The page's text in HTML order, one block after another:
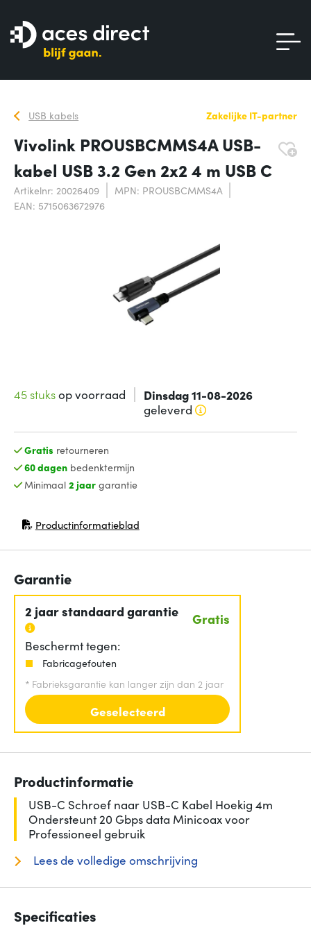
USB kabels Zakelijke IT-partner
Vivolink PROUSBCMMS4A USB-
kabel USB 3.2 Gen 2x2 4 m USB C
Artikelnr: 20026409
MPN: PROUSBCMMS4A
EAN: 5715063672976
45 stuksop voorraad Dinsdag 11-08-2026
geleverd
Gratis retourneren
60 dagenbedenktermijn
Minimaal 2 jaargarantie
Productinformatieblad
(opent in nieuw venster)
Garantie
2 jaar standaard garantie Gratis
Beschermt tegen:
Fabricagefouten
* Fabrieksgarantie kan langer zijn dan 2 jaar
Geselecteerd
Productinformatie
USB-C Schroef naar USB-C Kabel Hoekig 4m
Ondersteunt 20 Gbps data Minicoax voor
Professioneel gebruik
Lees de volledige omschrijving
Specificaties